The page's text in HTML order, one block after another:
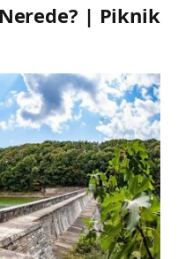
| Piknik